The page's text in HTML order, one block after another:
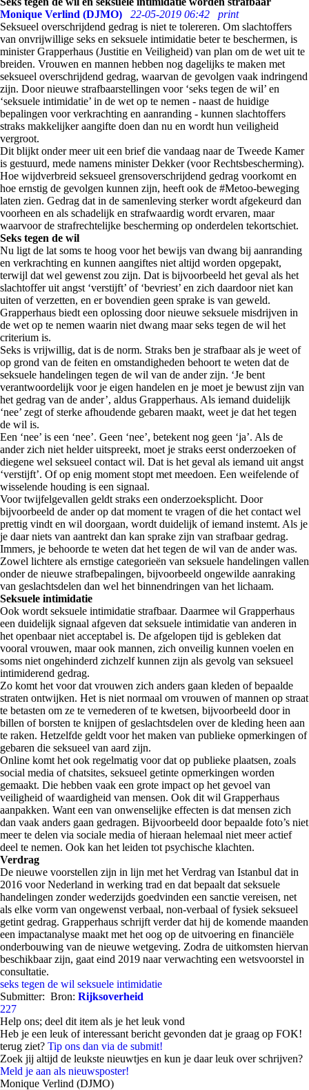
Monique Verlind (DJMO)
22-05-2019 06:42
print
Seksueel overschrijdend gedrag is niet te tolereren. Om slachtoffers
van onvrijwillige seks en seksuele intimidatie beter te beschermen, is
minister Grapperhaus (Justitie en Veiligheid) van plan om de wet uit te
breiden. Vrouwen en mannen hebben nog dagelijks te maken met
seksueel overschrijdend gedrag, waarvan de gevolgen vaak indringend
zijn. Door nieuwe strafbaarstellingen voor ‘seks tegen de wil’ en
‘seksuele intimidatie’ in de wet op te nemen - naast de huidige
bepalingen voor verkrachting en aanranding - kunnen slachtoffers
straks makkelijker aangifte doen dan nu en wordt hun veiligheid
vergroot.
Dit blijkt onder meer uit een brief die vandaag naar de Tweede Kamer
is gestuurd, mede namens minister Dekker (voor Rechtsbescherming).
Hoe wijdverbreid seksueel grensoverschrijdend gedrag voorkomt en
hoe ernstig de gevolgen kunnen zijn, heeft ook de #Metoo-beweging
laten zien. Gedrag dat in de samenleving sterker wordt afgekeurd dan
voorheen en als schadelijk en strafwaardig wordt ervaren, maar
waarvoor de strafrechtelijke bescherming op onderdelen tekortschiet.
Seks tegen de wil
Nu ligt de lat soms te hoog voor het bewijs van dwang bij aanranding
en verkrachting en kunnen aangiftes niet altijd worden opgepakt,
terwijl dat wel gewenst zou zijn. Dat is bijvoorbeeld het geval als het
slachtoffer uit angst ‘verstijft’ of ‘bevriest’ en zich daardoor niet kan
uiten of verzetten, en er bovendien geen sprake is van geweld.
Grapperhaus biedt een oplossing door nieuwe seksuele misdrijven in
de wet op te nemen waarin niet dwang maar seks tegen de wil het
criterium is.
Seks is vrijwillig, dat is de norm. Straks ben je strafbaar als je weet of
op grond van de feiten en omstandigheden behoort te weten dat de
seksuele handelingen tegen de wil van de ander zijn. ‘Je bent
verantwoordelijk voor je eigen handelen en je moet je bewust zijn van
het gedrag van de ander’, aldus Grapperhaus. Als iemand duidelijk
‘nee’ zegt of sterke afhoudende gebaren maakt, weet je dat het tegen
de wil is.
Een ‘nee’ is een ‘nee’. Geen ‘nee’, betekent nog geen ‘ja’. Als de
ander zich niet helder uitspreekt, moet je straks eerst onderzoeken of
diegene wel seksueel contact wil. Dat is het geval als iemand uit angst
‘verstijft’. Of op enig moment stopt met meedoen. Een weifelende of
wisselende houding is een signaal.
Voor twijfelgevallen geldt straks een onderzoeksplicht. Door
bijvoorbeeld de ander op dat moment te vragen of die het contact wel
prettig vindt en wil doorgaan, wordt duidelijk of iemand instemt. Als je
je daar niets van aantrekt dan kan sprake zijn van strafbaar gedrag.
Immers, je behoorde te weten dat het tegen de wil van de ander was.
Zowel lichtere als ernstige categorieën van seksuele handelingen vallen
onder de nieuwe strafbepalingen, bijvoorbeeld ongewilde aanraking
van geslachtsdelen dan wel het binnendringen van het lichaam.
Seksuele intimidatie
Ook wordt seksuele intimidatie strafbaar. Daarmee wil Grapperhaus
een duidelijk signaal afgeven dat seksuele intimidatie van anderen in
het openbaar niet acceptabel is. De afgelopen tijd is gebleken dat
vooral vrouwen, maar ook mannen, zich onveilig kunnen voelen en
soms niet ongehinderd zichzelf kunnen zijn als gevolg van seksueel
intimiderend gedrag.
Zo komt het voor dat vrouwen zich anders gaan kleden of bepaalde
straten ontwijken. Het is niet normaal om vrouwen of mannen op straat
te betasten om ze te vernederen of te kwetsen, bijvoorbeeld door in
billen of borsten te knijpen of geslachtsdelen over de kleding heen aan
te raken. Hetzelfde geldt voor het maken van publieke opmerkingen of
gebaren die seksueel van aard zijn.
Online komt het ook regelmatig voor dat op publieke plaatsen, zoals
social media of chatsites, seksueel getinte opmerkingen worden
gemaakt. Die hebben vaak een grote impact op het gevoel van
veiligheid of waardigheid van mensen. Ook dit wil Grapperhaus
aanpakken. Want een van onwenselijke effecten is dat mensen zich
dan vaak anders gaan gedragen. Bijvoorbeeld door bepaalde foto’s niet
meer te delen via sociale media of hieraan helemaal niet meer actief
deel te nemen. Ook kan het leiden tot psychische klachten.
Verdrag
De nieuwe voorstellen zijn in lijn met het Verdrag van Istanbul dat in
2016 voor Nederland in werking trad en dat bepaalt dat seksuele
handelingen zonder wederzijds goedvinden een sanctie vereisen, net
als elke vorm van ongewenst verbaal, non-verbaal of fysiek seksueel
getint gedrag. Grapperhaus schrijft verder dat hij de komende maanden
een impactanalyse maakt met het oog op de uitvoering en financiële
onderbouwing van de nieuwe wetgeving. Zodra de uitkomsten hiervan
beschikbaar zijn, gaat eind 2019 naar verwachting een wetsvoorstel in
consultatie.
seks tegen de wil seksuele intimidatie
Submitter: Bron: Rijksoverheid
227
Help ons; deel dit item als je het leuk vond
Heb je een leuk of interessant bericht gevonden dat je graag op FOK!
terug ziet? Tip ons dan via de submit!
Zoek jij altijd de leukste nieuwtjes en kun je daar leuk over schrijven?
Meld je aan als nieuwsposter!
Monique Verlind (DJMO)